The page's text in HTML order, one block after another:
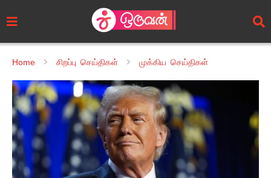
Home சிறப்பு செய்திகள் முக்கிய செய்திகள்